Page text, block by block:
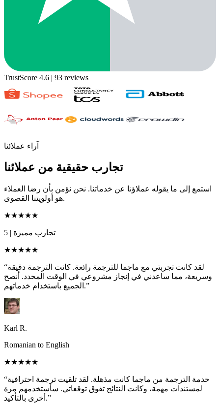
TrustScore 4.6 | 93 reviews
آراء عملائنا
تجارب حقيقية من عملائنا
استمع إلى ما يقوله عملاؤنا عن خدماتنا. نحن نؤمن بأن رضا العملاء
هو أولويتنا القصوى.
★★★★★
5 | تجارب مميزة
★★★★★
“لقد كانت تجربتي مع ماجما للترجمة رائعة. كانت الترجمة دقيقة
وسريعة، مما ساعدني في إنجاز مشروعي في الوقت المحدد. أنصح
الجميع باستخدام خدماتهم.”
Karl R.
Romanian to English
★★★★★
“خدمة الترجمة من ماجما كانت مذهلة. لقد تلقيت ترجمة احترافية
لمستندات مهمة، وكانت النتائج تفوق توقعاتي. سأستخدمهم مرة
أخرى بالتأكيد.”